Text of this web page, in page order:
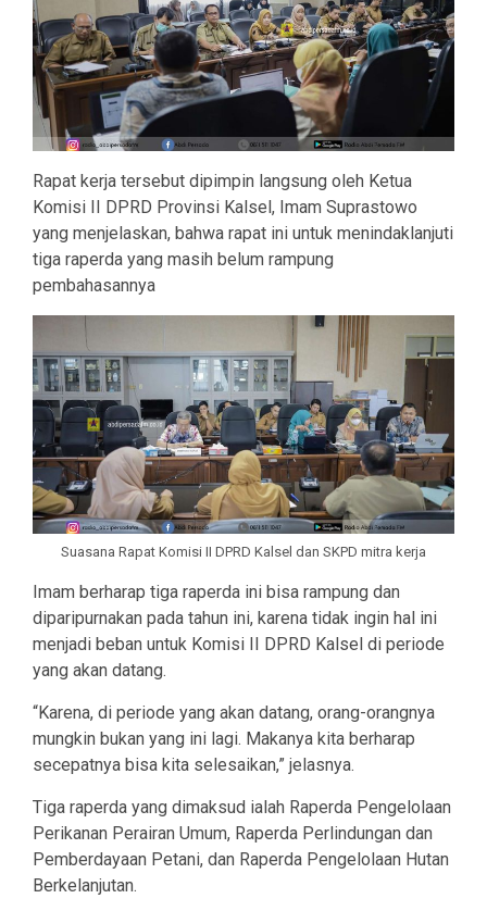
Rapat kerja tersebut dipimpin langsung oleh Ketua
Komisi II DPRD Provinsi Kalsel, Imam Suprastowo
yang menjelaskan, bahwa rapat ini untuk menindaklanjuti
tiga raperda yang masih belum rampung
pembahasannya
Suasana Rapat Komisi II DPRD Kalsel dan SKPD mitra kerja
Imam berharap tiga raperda ini bisa rampung dan
diparipurnakan pada tahun ini, karena tidak ingin hal ini
menjadi beban untuk Komisi II DPRD Kalsel di periode
yang akan datang.
“Karena, di periode yang akan datang, orang-orangnya
mungkin bukan yang ini lagi. Makanya kita berharap
secepatnya bisa kita selesaikan,” jelasnya.
Tiga raperda yang dimaksud ialah Raperda Pengelolaan
Perikanan Perairan Umum, Raperda Perlindungan dan
Pemberdayaan Petani, dan Raperda Pengelolaan Hutan
Berkelanjutan.